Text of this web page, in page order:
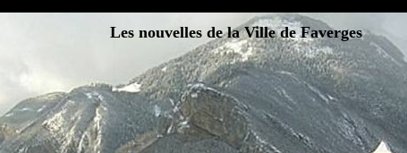
Les nouvelles de la Ville de Faverges